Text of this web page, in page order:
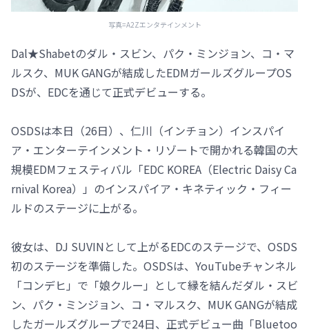
写真=A2Zエンタテインメント
Dal★Shabetのダル・スビン、パク・ミンジョン、コ・マ
ルスク、MUK GANGが結成したEDMガールズグループOS
DSが、EDCを通じて正式デビューする。
OSDSは本日（26日）、仁川（インチョン）インスパイ
ア・エンターテインメント・リゾートで開かれる韓国の大
規模EDMフェスティバル「EDC KOREA（Electric Daisy Ca
rnival Korea）」のインスパイア・キネティック・フィー
ルドのステージに上がる。
彼女は、DJ SUVINとして上がるEDCのステージで、OSDS
初のステージを準備した。OSDSは、YouTubeチャンネル
「コンデヒ」で「娘クルー」として縁を結んだダル・スビ
ン、パク・ミンジョン、コ・マルスク、MUK GANGが結成
したガールズグループで24日、正式デビュー曲「Bluetoo